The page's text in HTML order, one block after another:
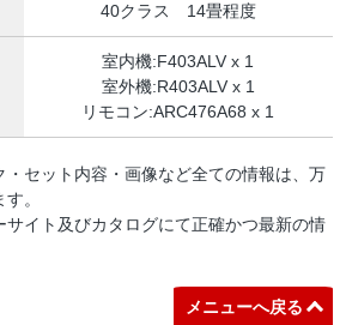
40クラス 14畳程度
室内機:F403ALV x 1
室外機:R403ALV x 1
リモコン:ARC476A68 x 1
セット内容・画像など全ての情報は、万
。
サイト及びカタログにて正確かつ最新の情
メニューへ戻る